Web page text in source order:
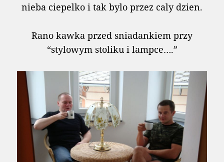
nieba ciepelko i tak bylo przez caly dzien.
Rano kawka przed sniadankiem przy
“stylowym stoliku i lampce….”